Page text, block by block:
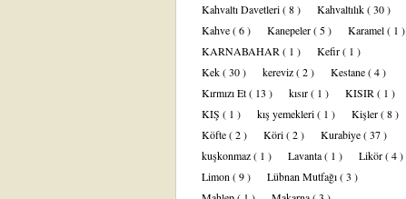
Kahvaltı Davetleri( 8 ) Kahvaltılık( 30 )
Kahve( 6 ) Kanepeler( 5 ) Karamel( 1 )
KARNABAHAR ( 1 ) Kefir( 1 )
Kek( 30 ) kereviz( 2 ) Kestane( 4 )
Kırmızı Et( 13 ) kısır( 1 ) KISIR ( 1 )
KIŞ ( 1 ) kış yemekleri( 1 ) Kişler( 8 )
Köfte( 2 ) Köri( 2 ) Kurabiye( 37 )
kuşkonmaz( 1 ) Lavanta( 1 ) Likör( 4 )
Limon ( 9 ) Lübnan Mutfağı( 3 )